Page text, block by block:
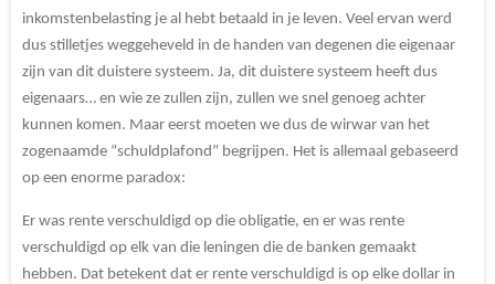
inkomstenbelasting je al hebt betaald in je leven. Veel ervan werd
dus stilletjes weggeheveld in de handen van degenen die eigenaar
zijn van dit duistere systeem. Ja, dit duistere systeem heeft dus
eigenaars… en wie ze zullen zijn, zullen we snel genoeg achter
kunnen komen. Maar eerst moeten we dus de wirwar van het
zogenaamde “schuldplafond” begrijpen. Het is allemaal gebaseerd
op een enorme paradox:
Er was rente verschuldigd op die obligatie, en er was rente
verschuldigd op elk van die leningen die de banken gemaakt
hebben. Dat betekent dat er rente verschuldigd is op elke dollar in